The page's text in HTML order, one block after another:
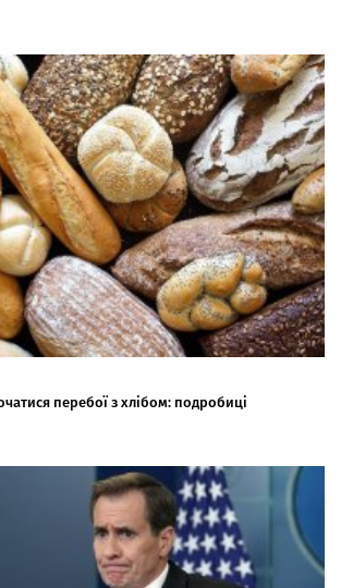
перебої з хлібом: подробиці